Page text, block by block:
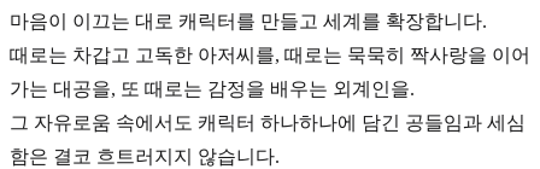
마음이 이끄는 대로 캐릭터를 만들고 세계를 확장합니다.
때로는 차갑고 고독한 아저씨를, 때로는 묵묵히 짝사랑을 이어
가는 대공을, 또 때로는 감정을 배우는 외계인을.
그 자유로움 속에서도 캐릭터 하나하나에 담긴 공들임과 세심
함은 결코 흐트러지지 않습니다.